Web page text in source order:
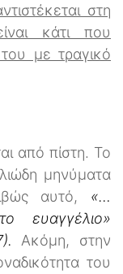
στη
κάτι που
με τραγικό
από πίστη. Το
μηνύματα
αυτό, «…
ευαγγέλιο»
Ακόμη, στην
του